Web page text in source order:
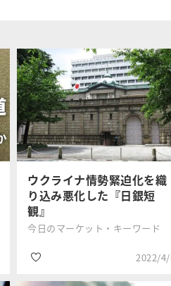
ウクライナ情勢緊迫化を織
り込み悪化した『日銀短
観』
今日のマーケット・キーワード
2022/